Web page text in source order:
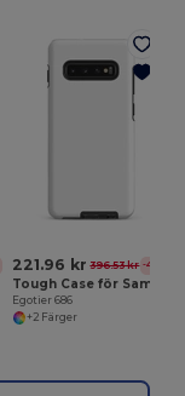
221.96 kr 396.53 kr -44%
Egotier 686
+2 Färger